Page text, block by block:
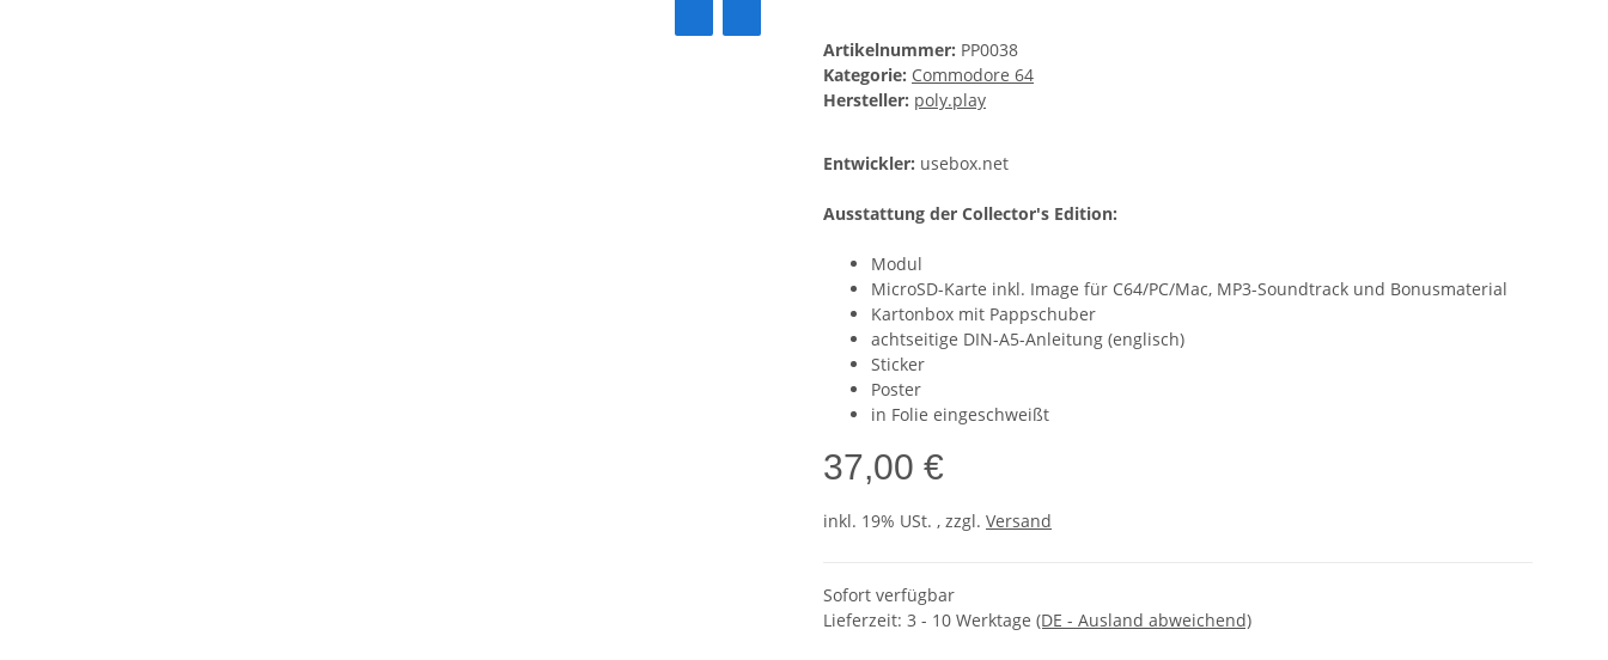
Artikelnummer: PP0038
Kategorie: Commodore 64
Hersteller: poly.play
Entwickler: usebox.net
Ausstattung der Collector's Edition:
Modul
MicroSD-Karte inkl. Image für C64/PC/Mac, MP3-Soundtrack und Bonusmaterial
Kartonbox mit Pappschuber
achtseitige DIN-A5-Anleitung (englisch)
Sticker
Poster
in Folie eingeschweißt
37,00 €
inkl. 19% USt. , zzgl. Versand
Sofort verfügbar
Lieferzeit: 3 - 10 Werktage (DE - Ausland abweichend)